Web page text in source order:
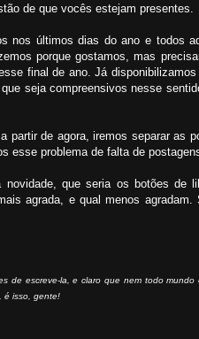
de que vocês estejam presentes.
nos últimos dias do ano e todos
porque gostamos, mas
final de ano. Já
seja compreensivos nesse
de agora, iremos separar as
esse problema de falta de
que seria os botões de
agrada, e qual menos
de escreve-la, e claro que nem todo
é isso, gente!